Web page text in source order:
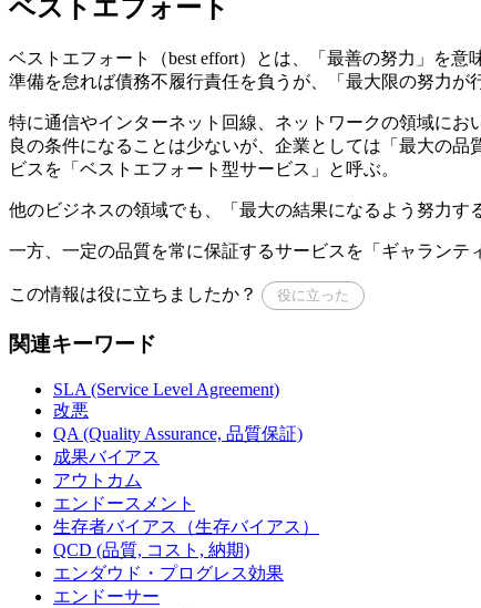
ベストエフォート
ベストエフォート（best effort）とは、「最善の努力」を
準備を怠れば債務不履行責任を負うが、「最大限の努力が
特に通信やインターネット回線、ネットワークの領域に
良の条件になることは少ないが、企業としては「最大の
ビスを「ベストエフォート型サービス」と呼ぶ。
他のビジネスの領域でも、「最大の結果になるよう努力す
一方、一定の品質を常に保証するサービスを「ギャランテ
この情報は役に立ちましたか？ 役に立った
関連キーワード
SLA (Service Level Agreement)
改悪
QA (Quality Assurance, 品質保証)
成果バイアス
アウトカム
エンドースメント
生存者バイアス（生存バイアス）
QCD (品質, コスト, 納期)
エンダウド・プログレス効果
エンドーサー